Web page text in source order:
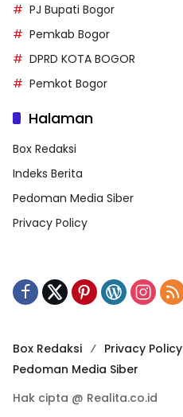
PJ Bupati Bogor
Pemkab Bogor
DPRD KOTA BOGOR
Pemkot Bogor
Halaman
Box Redaksi
Indeks Berita
Pedoman Media Siber
Privacy Policy
Box Redaksi Privacy Policy
Pedoman Media Siber
Hak cipta @ Realita.co.id